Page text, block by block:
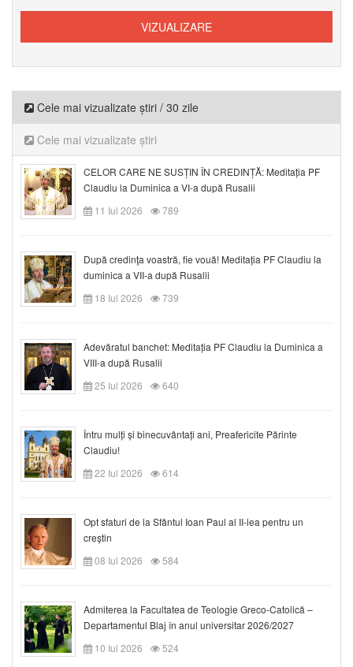
Cele mai vizualizate știri / 30 zile
Cele mai vizualizate știri
CELOR CARE NE SUSȚIN ÎN CREDINȚĂ: Meditația PF
Claudiu la Duminica a VI-a după Rusalii
11 Iul 2026
789
După credinţa voastră, fie vouă! Meditația PF Claudiu la
duminica a VII-a după Rusalii
18 Iul 2026
739
Adevăratul banchet: Meditația PF Claudiu la Duminica a
VIII-a după Rusalii
25 Iul 2026
640
Întru mulți și binecuvântați ani, Preafericite Părinte
Claudiu!
22 Iul 2026
614
Opt sfaturi de la Sfântul Ioan Paul al II-lea pentru un
creștin
08 Iul 2026
584
Admiterea la Facultatea de Teologie Greco-Catolică –
Departamentul Blaj în anul universitar 2026/2027
10 Iul 2026
524